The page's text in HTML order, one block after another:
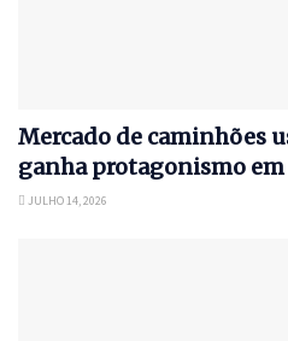
Mercado de caminhões
ganha protagonismo em
JULHO 14, 2026